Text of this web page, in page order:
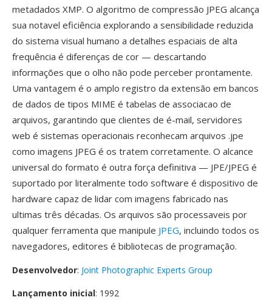
metadados XMP. O algoritmo de compressão JPEG alcança
sua notavel eficiência explorando a sensibilidade reduzida
do sistema visual humano a detalhes espaciais de alta
frequência é diferenças de cor — descartando
informações que o olho não pode perceber prontamente.
Uma vantagem é o amplo registro da extensão em bancos
de dados de tipos MIME é tabelas de associacao de
arquivos, garantindo que clientes de é-mail, servidores
web é sistemas operacionais reconhecam arquivos .jpe
como imagens JPEG é os tratem corretamente. O alcance
universal do formato é outra força definitiva — JPE/JPEG é
suportado por literalmente todo software é dispositivo de
hardware capaz de lidar com imagens fabricado nas
ultimas três décadas. Os arquivos são processaveis por
qualquer ferramenta que manipule JPEG, incluindo todos os
navegadores, editores é bibliotecas de programação.
Desenvolvedor: Joint Photographic Experts Group
Lançamento inicial: 1992